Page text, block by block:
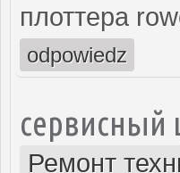
плоттера
odpowiedz
сервисный
Ремонт